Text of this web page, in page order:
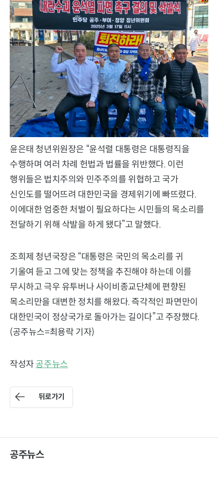
윤은태 청년위원장은 “윤석렬 대통령은 대통령직을
수행하며 여러 차례 헌법과 법률을 위반했다. 이런
행위들은 법치주의와 민주주의를 위협하고 국가
신인도를 떨어뜨려 대한민국을 경제위기에 빠뜨렸다.
이에대한 엄중한 처벌이 필요하다는 시민들의 목소리를
전달하기 위해 삭발을 하게 됐다”고 말했다.
조희제 청년국장은 “대통령은 국민의 목소리를 귀
기울여 듣고 그에 맞는 정책을 추진해야 하는데 이를
무시하고 극우 유투버나 사이비종교단체에 편향된
목소리만을 대변한 정치를 해왔다. 즉각적인 파면만이
대한민국이 정상국가로 돌아가는 길이다”고 주장했다.
(공주뉴스=최용락 기자)
작성자 공주뉴스
뒤로가기
공주뉴스